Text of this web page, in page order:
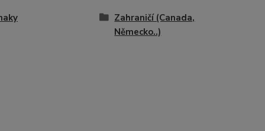
Zahraničí (Canada,
Německo..)